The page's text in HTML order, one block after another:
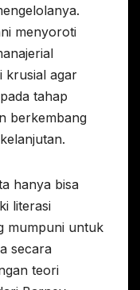
menyoroti
krusial agar
tahap
berkembang
hanya bisa
literasi
mumpuni untuk
secara
teori